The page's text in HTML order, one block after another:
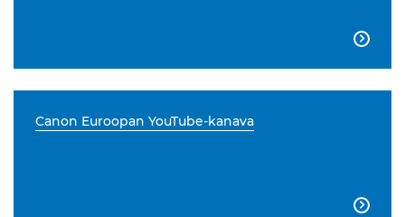

Canon Euroopan YouTube-kanava
